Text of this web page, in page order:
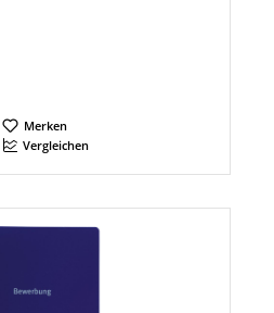
Merken
Vergleichen